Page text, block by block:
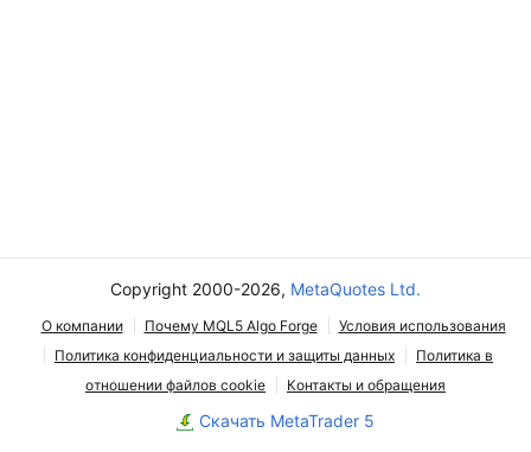
Copyright 2000-2026, MetaQuotes Ltd.
О компании Почему MQL5 Algo Forge
Условия использования
Политика конфиденциальности и защиты данных
Политика в
отношении файлов cookie
Контакты и обращения
Скачать MetaTrader 5